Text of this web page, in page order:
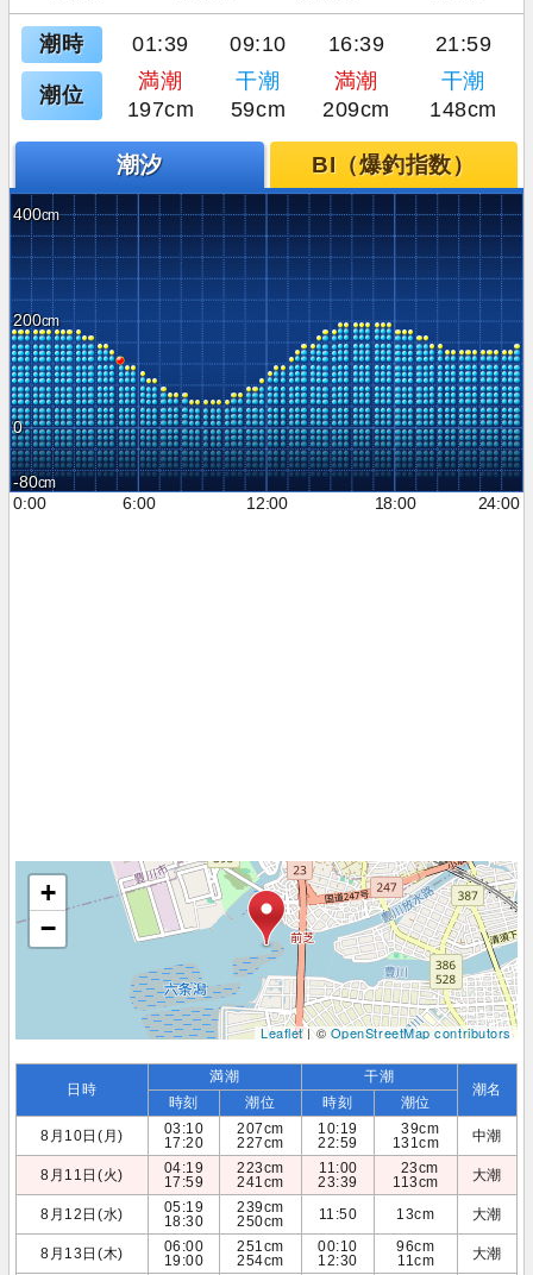
潮時 01:39 09:10 16:39 21:59
潮位
満潮 干潮 満潮
干潮
197cm
59cm 209cm 148cm
潮汐 BI（爆釣指数）
400
200
0
-80
0:00
6:00 12:00 18:00 24:00
+
−
Leaflet| ©OpenStreetMap contributors
日時
満潮 干潮
潮名
時刻 潮位 時刻
潮位
8月10日(月)
03:10
17:20
207cm
227cm
10:19
22:59
39cm
131cm
中潮
8月11日(火)
04:19
17:59
223cm
241cm
11:00
23:39
23cm
113cm
大潮
8月12日(水)
05:19
18:30
239cm
250cm
11:50 13cm 大潮
8月13日(木)
06:00
19:00
251cm
254cm
00:10
12:30
96cm
11cm
大潮